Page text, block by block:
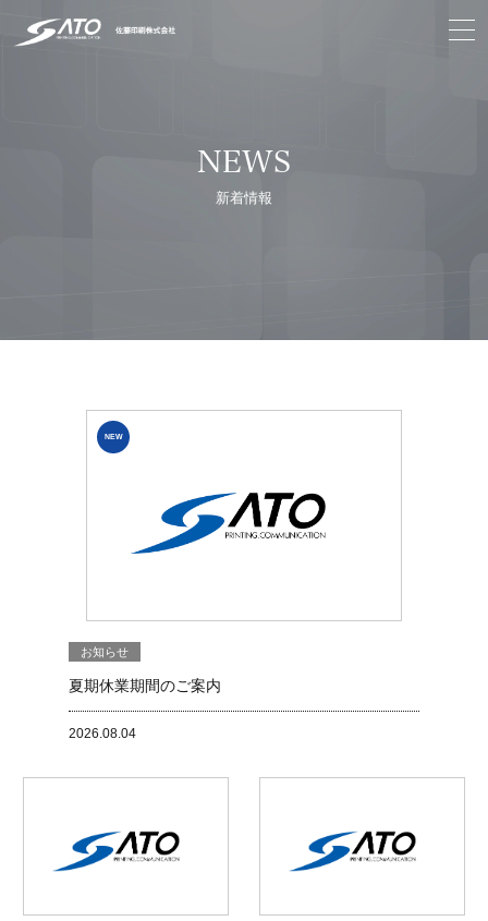
NEWS
新着情報
NEW
お知らせ
夏期休業期間のご案内
2026.08.04